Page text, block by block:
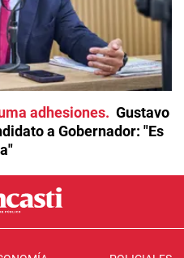
adhesiones
Gustavo
a Gobernador: "Es